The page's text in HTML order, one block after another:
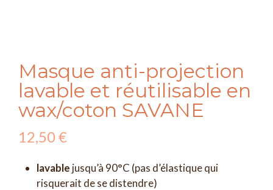
Masque anti-projection
lavable et réutilisable en
wax/coton SAVANE
12,50€
lavable jusqu’à 90°C (pas d’élastique qui
risquerait de se distendre)